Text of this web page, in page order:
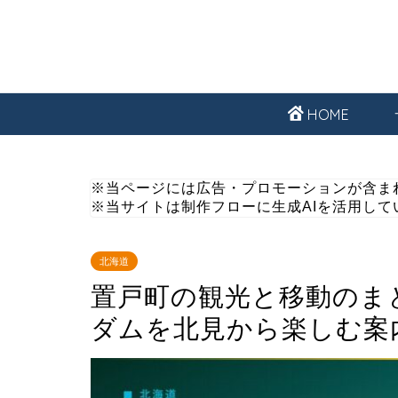
HOME
※当ページには広告・プロモーションが含ま
※当サイトは制作フローに生成AIを活用して
北海道
置戸町の観光と移動の
ダムを北見から楽しむ案